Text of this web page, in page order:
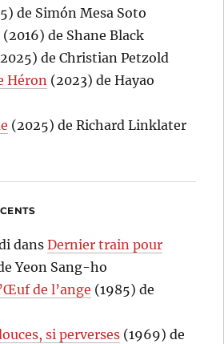
de Simón Mesa Soto
(2016) de Shane Black
de Christian Petzold
Héron (2023) de Hayao
(2025) de Richard Linklater
dansDernier train pour
Yeon Sang-ho
de l’ange (1985) de
si perverses (1969) de